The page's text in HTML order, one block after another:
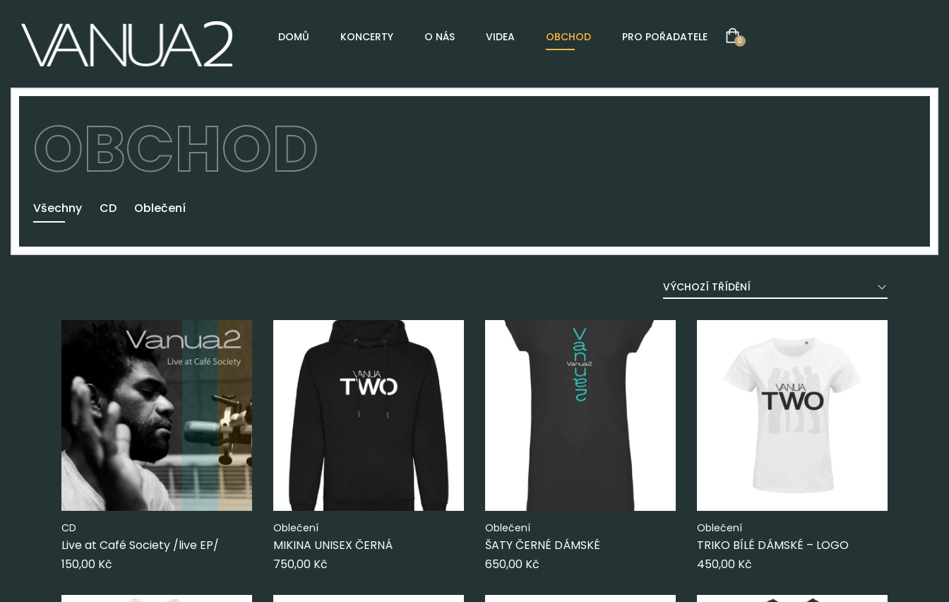
DOMŮ KONCERTY O NÁS VIDEA OBCHOD PRO POŘADATELE 0
OBCHOD
Všechny CD Oblečení
CD
Live at Café Society /live EP/
150,00 Kč
Oblečení
MIKINA UNISEX ČERNÁ
750,00 Kč
Oblečení
ŠATY ČERNÉ DÁMSKÉ
650,00 Kč
Oblečení
TRIKO BÍLÉ DÁMSKÉ – LOGO
450,00 Kč